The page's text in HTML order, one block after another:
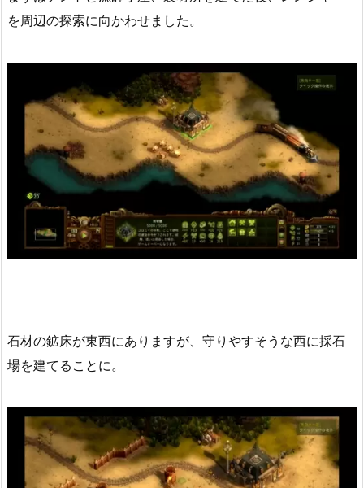
を周辺の探索に向かわせました。
石材の鉱床が東西にありますが、守りやすそうな西に採石
場を建てることに。